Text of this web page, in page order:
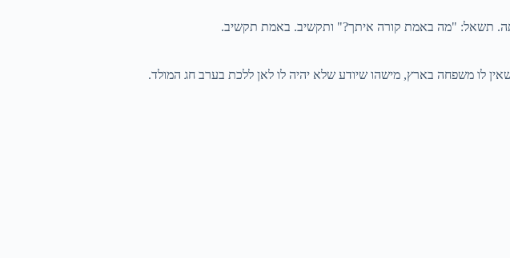
לו משפחה בארץ, מישהו שיודע שלא יהיה לו לאן ללכת בערב חג המולד.